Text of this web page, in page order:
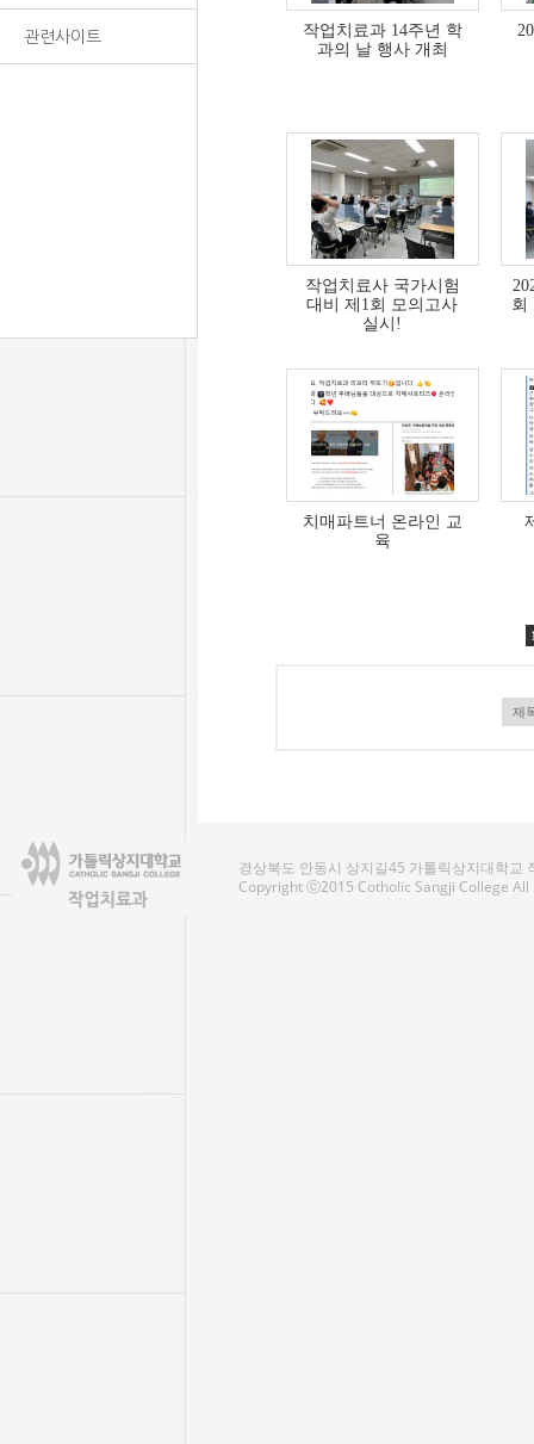
관련사이트
작업치료과 14주년 학
과의 날 행사 개최
작업치료사 국가시험
대비 제1회 모의고사
실시!
회
치매파트너 온라인 교
육
경상북도 안동시 상지길45 가톨릭상지대학교
Copyright ⓒ2015 Cotholic Sangji College